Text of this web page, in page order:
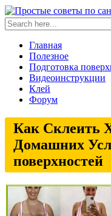
Главная
Полезное
Подготовка
Видеоинструкции
Клей
Форум
Как Склеить
Домашних
поверхностей